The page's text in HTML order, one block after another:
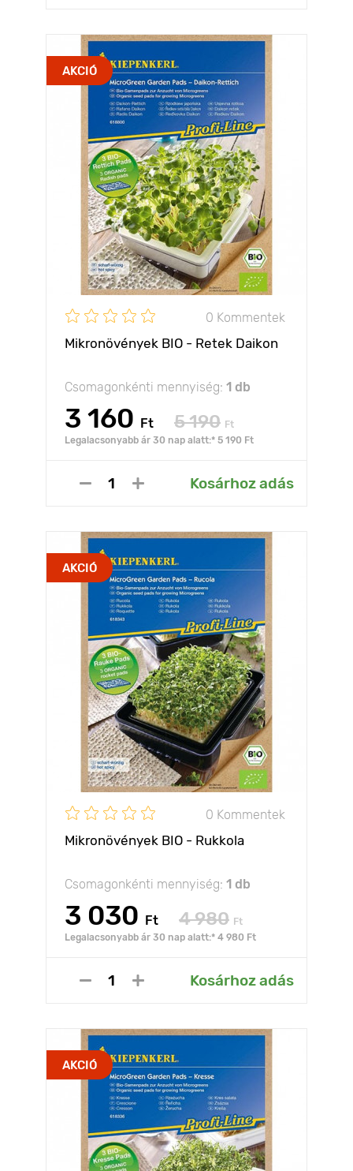
AKCIÓ
0 Kommentek
Mikronövények BIO - Retek Daikon
Csomagonkénti mennyiség: 1 db
3 160 Ft 5 190 Ft
Legalacsonyabb ár 30 nap alatt:* 5 190 Ft
Kosárhoz adás
AKCIÓ
0 Kommentek
Mikronövények BIO - Rukkola
Csomagonkénti mennyiség: 1 db
3 030 Ft 4 980 Ft
Legalacsonyabb ár 30 nap alatt:* 4 980 Ft
Kosárhoz adás
AKCIÓ